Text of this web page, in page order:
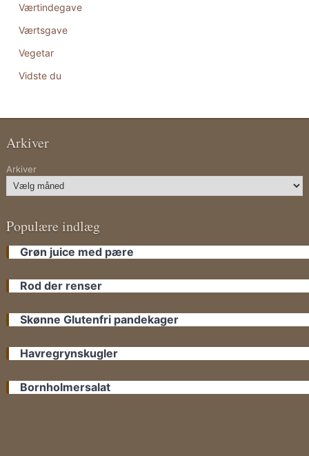
Værtindegave
Værtsgave
Vegetar
Vidste du
Arkiver
Arkiver
Populære indlæg
Grøn juice med pære
Rod der renser
Skønne Glutenfri pandekager
Havregrynskugler
Bornholmersalat